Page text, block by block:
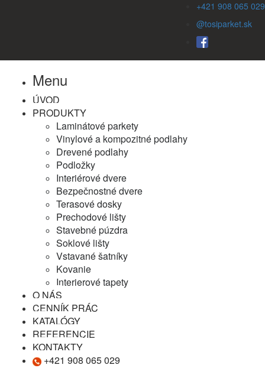
+421 908 065 029
@tosiparket.sk
Menu
ÚVOD
PRODUKTY
Laminátové parkety
Vinylové a kompozitné podlahy
Drevené podlahy
Podložky
Interiérové dvere
Bezpečnostné dvere
Terasové dosky
Prechodové lišty
Stavebné púzdra
Soklové lišty
Vstavané šatníky
Kovanie
Interierové tapety
O NÁS
CENNÍK PRÁC
KATALÓGY
REFERENCIE
KONTAKTY
+421 908 065 029